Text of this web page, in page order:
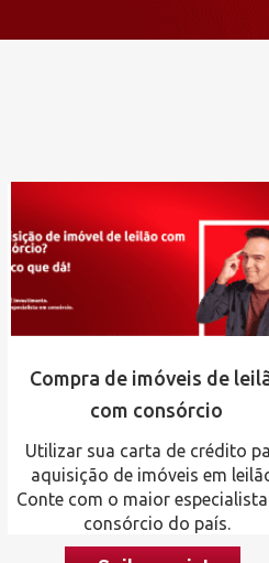
Compra de imóveis de
com consórcio
Utilizar sua carta de crédito
aquisição de imóveis em
Conte com o maior
consórcio do país.